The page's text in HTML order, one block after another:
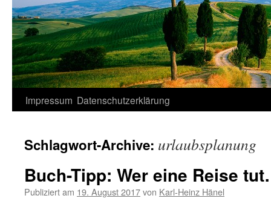
Zum
springen
Impressum Datenschutzerklärung
Schlagwort-Archive: urlaubsplanung
Buch-Tipp: Wer eine Reise
Publiziert am 19. August 2017von Karl-Heinz Hänel